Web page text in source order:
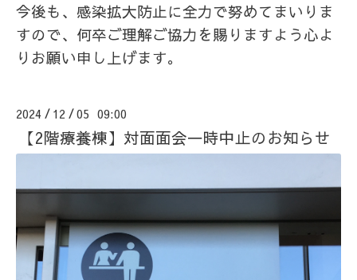
今後も、感染拡大防止に全力で努めてまいりま
すので、何卒ご理解ご協力を賜りますよう心よ
りお願い申し上げます。
2024 / 12 /05 09:00
【2階療養棟】対面面会一時中止のお知らせ